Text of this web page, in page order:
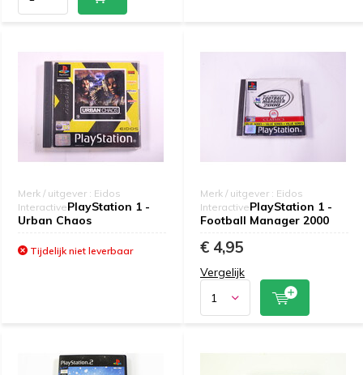
Merk / uitgever : Eidos
InteractivePlayStation 1 -
Urban Chaos
Tijdelijk niet leverbaar
Merk / uitgever : Eidos
InteractivePlayStation 1 -
Football Manager 2000
€ 4,95
Vergelijk